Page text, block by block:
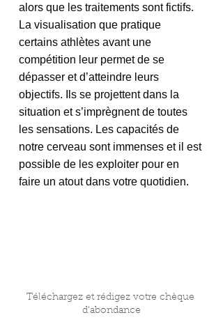
alors que les traitements sont fictifs.
La visualisation que pratique
certains athlètes avant une
compétition leur permet de se
dépasser et d’atteindre leurs
objectifs. Ils se projettent dans la
situation et s’imprègnent de toutes
les sensations. Les capacités de
notre cerveau sont immenses et il est
possible de les exploiter pour en
faire un atout dans votre quotidien.
Téléchargez et rédigez votre chèque
d'abondance